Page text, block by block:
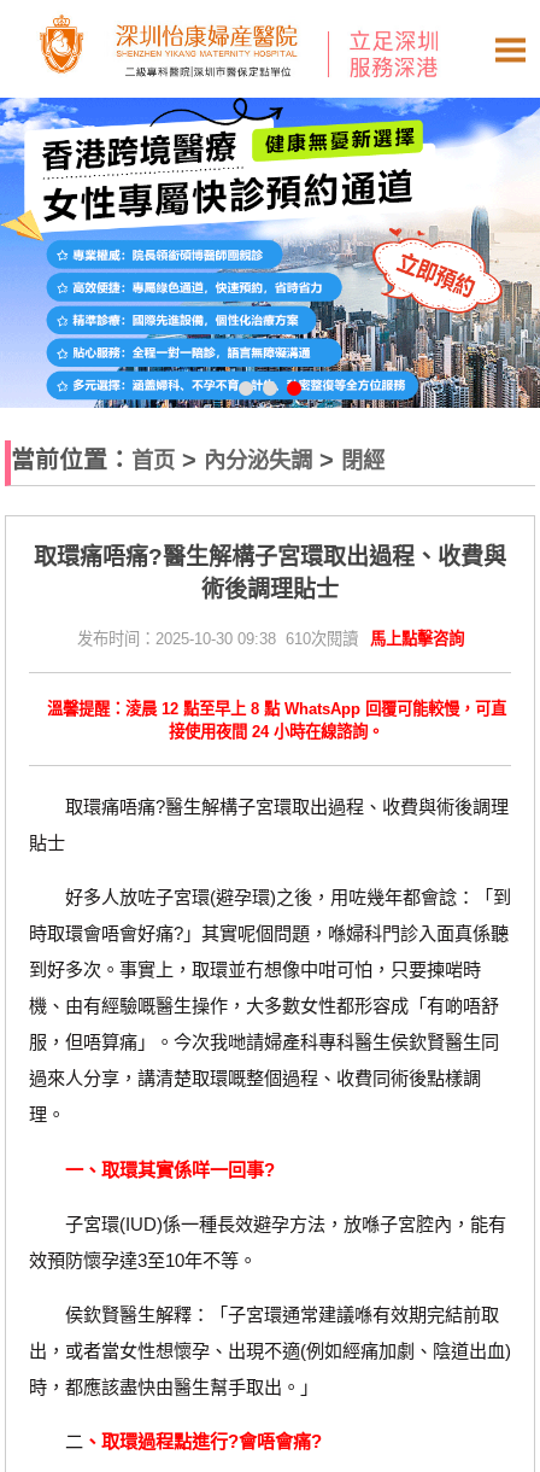
當前位置： 首页 > 內分泌失調 > 閉經
取環痛唔痛?醫生解構子宮環取出過程、收費與
術後調理貼士
发布时间：2025-10-30 09:38 610次閱讀 馬上點擊咨詢
溫馨提醒：淩晨 12 點至早上 8 點 WhatsApp 回覆可能較慢，可直
接使用夜間 24 小時在線諮詢。
取環痛唔痛?醫生解構子宮環取出過程、收費與術後調理
貼士
好多人放咗子宮環(避孕環)之後，用咗幾年都會諗：「到
時取環會唔會好痛?」其實呢個問題，喺婦科門診入面真係聽
到好多次。事實上，取環並冇想像中咁可怕，只要揀啱時
機、由有經驗嘅醫生操作，大多數女性都形容成「有啲唔舒
服，但唔算痛」。今次我哋請婦產科專科醫生侯欽賢醫生同
過來人分享，講清楚取環嘅整個過程、收費同術後點樣調
理。
一、取環其實係咩一回事?
子宮環(IUD)係一種長效避孕方法，放喺子宮腔內，能有
效預防懷孕達3至10年不等。
侯欽賢醫生解釋：「子宮環通常建議喺有效期完結前取
出，或者當女性想懷孕、出現不適(例如經痛加劇、陰道出血)
時，都應該盡快由醫生幫手取出。」
二 、取環過程點進行?會唔會痛?